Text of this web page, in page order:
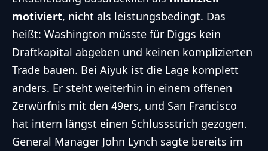
motiviert, nicht als leistungsbedingt. Das
heißt: Washington müsste für Diggs kein
Draftkapital abgeben und keinen komplizierten
Trade bauen. Bei Aiyuk ist die Lage komplett
anders. Er steht weiterhin in einem offenen
Zerwürfnis mit den 49ers, und San Francisco
hat intern längst einen Schlussstrich gezogen.
General Manager John Lynch sagte bereits im